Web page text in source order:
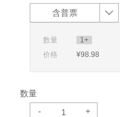
含普票
数量 1+
价格
¥98.98
数量
-
+